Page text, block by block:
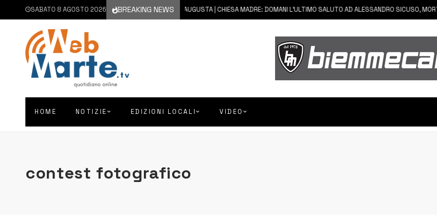
SABATO 8 AGOSTO 2026 BREAKING NEWS
8 AGOSTO 2026 AUGUSTA | CHIESA MADRE: DOMANI L’ULTIMO SALUTO AD ALESSANDRO SICUSO, MORTO
HOME NOTIZIE EDIZIONI LOCALI VIDEO
contest fotografico